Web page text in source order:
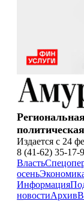
Издается с 24
8 (41-62) 35-17-
Власть
осень
Информация
новостиАрхив